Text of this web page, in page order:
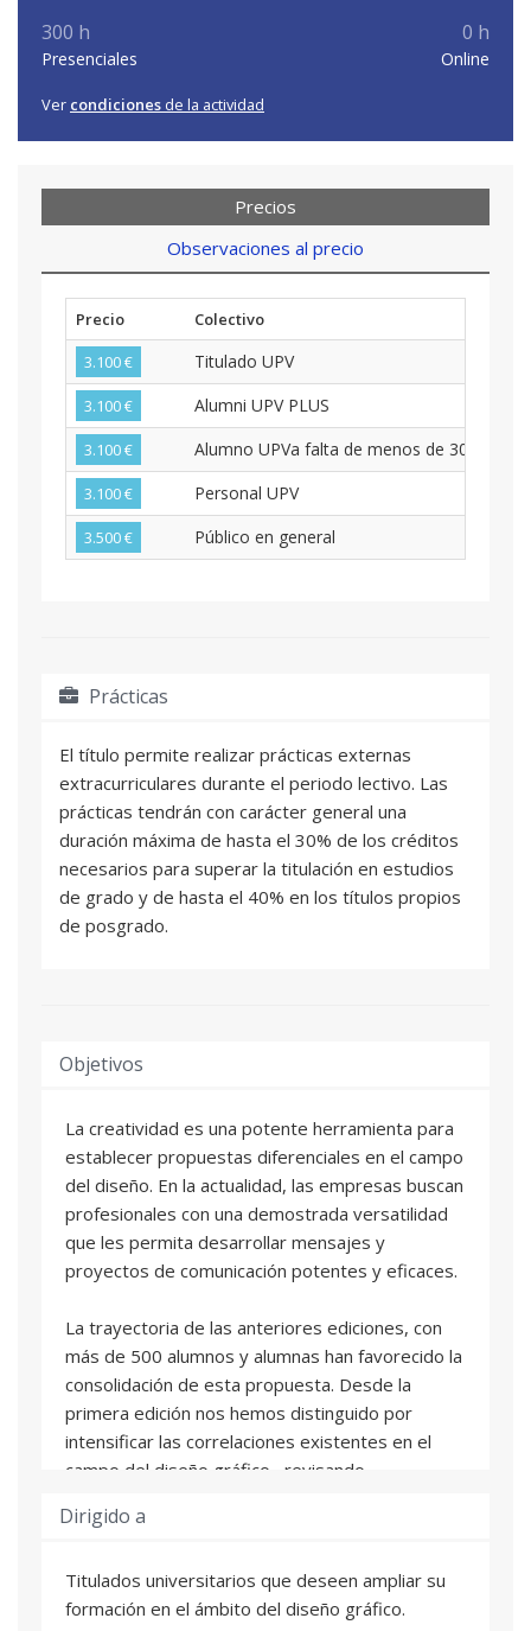
300 h
Presenciales
0 h
Online
Ver condiciones de la actividad
Precios
Observaciones al precio
Precio
Colectivo
3.100 €
Titulado UPV
3.100 € Alumni UPV PLUS
3.100 € Alumno UPVa falta de menos de 30
3.100 € Personal UPV
3.500 € Público en general
Prácticas
El título permite realizar prácticas externas
extracurriculares durante el periodo lectivo. Las
prácticas tendrán con carácter general una
duración máxima de hasta el 30% de los créditos
necesarios para superar la titulación en estudios
de grado y de hasta el 40% en los títulos propios
de posgrado.
Objetivos
La creatividad es una potente herramienta para
establecer propuestas diferenciales en el campo
del diseño. En la actualidad, las empresas buscan
profesionales con una demostrada versatilidad
que les permita desarrollar mensajes y
proyectos de comunicación potentes y eficaces.
La trayectoria de las anteriores ediciones, con
más de 500 alumnos y alumnas han favorecido la
consolidación de esta propuesta. Desde la
primera edición nos hemos distinguido por
intensificar las correlaciones existentes en el
campo del diseño gráfico , revisando
producen en el ámbito profesional, nuestro
innovación y actualización nos ha llevado a tener
unos excelentes resultados que nos gustaría
Dirigido a
Titulados universitarios que deseen ampliar su
formación en el ámbito del diseño gráfico.